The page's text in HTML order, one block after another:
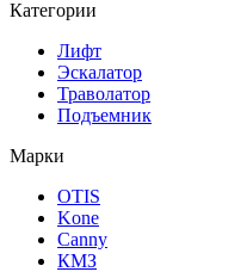
Категории
Лифт
Эскалатор
Траволатор
Подъемник
Марки
OTIS
Kone
Canny
КМЗ